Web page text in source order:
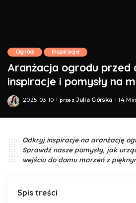
Ogród Inspiracje
Aranżacja ogrodu przed
inspiracje i pomysły na
2025-03-10Posted
przez Julia Górska 14
Odkryj inspiracje na aranżację
Sprawdź nasze pomysły, jak
wejściu do domu marzeń z
Spis treści